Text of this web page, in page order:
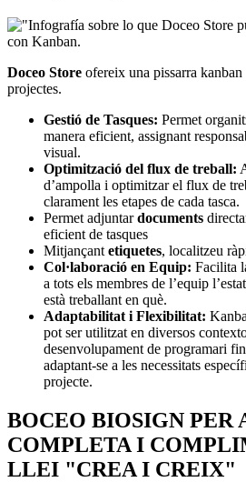
Doceo Store ofereix una pissarra kanban
projectes.
Gestió de Tasques: Permet
manera eficient, assignant
visual.
Optimització del flux de treball:
d’ampolla i optimitzar el flux de
clarament les etapes de cada tasca.
Permet adjuntardocuments
eficient de tasques
Mitjançant etiquetes, localitzeu
Col·laboració en Equip: Facilita
a tots els membres de l’equip
està treballant en què.
Adaptabilitat i Flexibilitat:
pot ser utilitzat en diversos
desenvolupament de programari
adaptant-se a les necessitats
projecte.
BOCEO BIOSIGN PER
COMPLETA I
LLEI "CREA I CREIX"